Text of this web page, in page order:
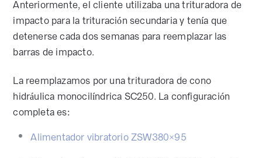
Anteriormente, el cliente utilizaba una trituradora de
impacto para la trituración secundaria y tenía que
detenerse cada dos semanas para reemplazar las
barras de impacto.
La reemplazamos por una trituradora de cono
hidráulica monocilíndrica SC250. La configuración
completa es:
Alimentador vibratorio ZSW380×95